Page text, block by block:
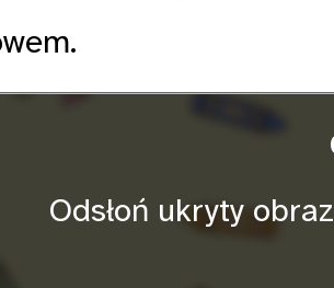
Odsłoń ukryty